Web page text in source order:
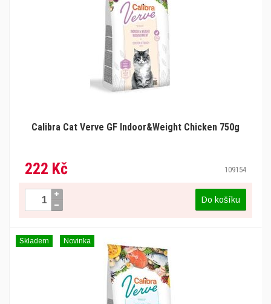
Calibra Cat Verve GF Indoor&Weight Chicken 750g
222 Kč 109154
Do košíku
Skladem Novinka